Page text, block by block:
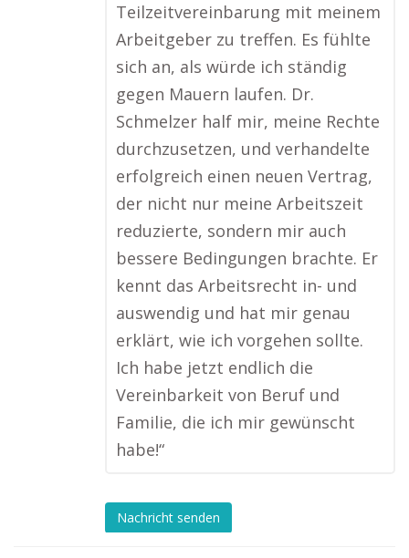
Teilzeitvereinbarung mit meinem
Arbeitgeber zu treffen. Es fühlte
sich an, als würde ich ständig
gegen Mauern laufen. Dr.
Schmelzer half mir, meine Rechte
durchzusetzen, und verhandelte
erfolgreich einen neuen Vertrag,
der nicht nur meine Arbeitszeit
reduzierte, sondern mir auch
bessere Bedingungen brachte. Er
kennt das Arbeitsrecht in- und
auswendig und hat mir genau
erklärt, wie ich vorgehen sollte.
Ich habe jetzt endlich die
Vereinbarkeit von Beruf und
Familie, die ich mir gewünscht
habe!“
Nachricht senden